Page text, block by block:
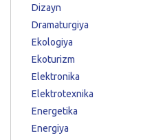
Dizayn
Dramaturgiya
Ekologiya
Ekoturizm
Elektronika
Elektrotexnika
Energetika
Energiya